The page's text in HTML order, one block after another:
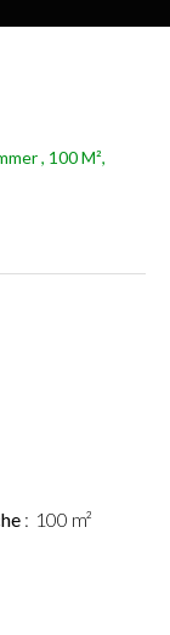
, 100 M²,
100 m²